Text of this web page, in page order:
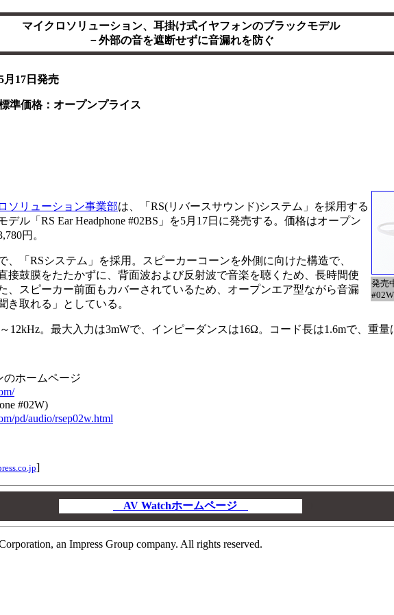
マイクロソリューション、耳掛け式イヤフォンのブラックモデル
－外部の音を遮断せずに音漏れを防ぐ
月17日発売
準価格：オープンプライス
発売
#02W
ソリューション事業部は、「RS(リバースサウンド)システム」を採用する
ル「RS Ear Headphone #02BS」を5月17日に発売する。価格はオープン
円。
「RSシステム」を採用。スピーカーコーンを外側に向けた構造で、
接鼓膜をたたかずに、背面波および反射波で音楽を聴くため、長時間使
、スピーカー前面もカバーされているため、オープンエア型ながら音漏
き取れる」としている。
。最大入力は3mWで、インピーダンスは16Ω。コード長は1.6mで、重量
ホームページ
#02W)
pd/audio/rsep02w.html
]
AV Watchホームページ
an Impress Group company. All rights reserved.